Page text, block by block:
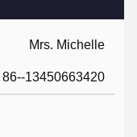
Mrs. Michelle
86--13450663420